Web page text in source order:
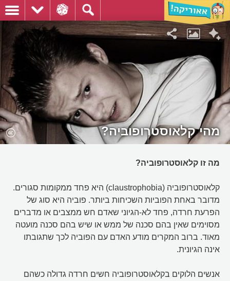
מהי קלאוסטרופוביה?
מה זו קלאוסטרופוביה?
קלאוסטרופוביה (claustrophobia) היא פחד ממקומות סגורים.
מדובר באחת הפוביות השכיחות ביותר. פוביה היא סוג של
הפרעת חרדה, פחד לא-הגיוני שאדם חש ממצבים או מדברים
מסוימים שאין בהם סכנה של ממש או שיש בהם סכנה מועטה
מאוד. ברוב המקרים מודע האדם עם הפוביה לכך שתגובתו
אינה הגיונית.
אנשים הלוקים בקלאוסטרופוביה חשים חרדה גדולה כשהם